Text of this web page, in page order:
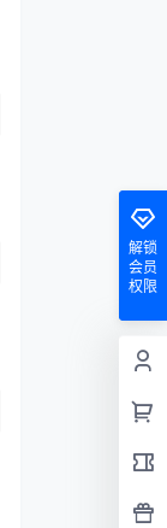
解锁
会员
权限